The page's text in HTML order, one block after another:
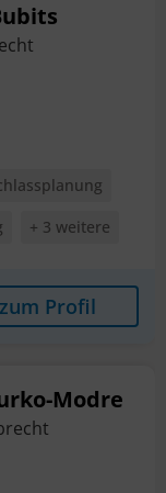
+ 3 weitere
zum Profil
Modre